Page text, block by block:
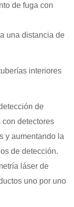
de fuga con
interiores
de
detectores
y aumentando la
de detección.
láser de
uno por uno